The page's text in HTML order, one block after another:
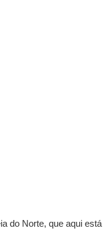
do Norte, que aqui está